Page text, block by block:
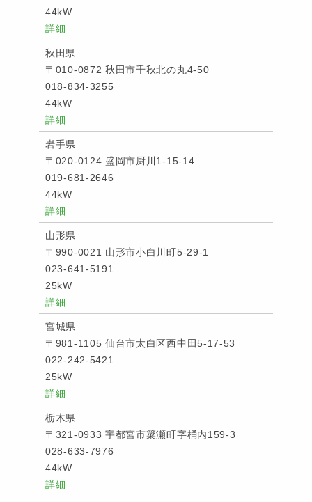
44kW
詳細
秋田県
〒010-0872 秋田市千秋北の丸4-50
018-834-3255
44kW
詳細
岩手県
〒020-0124 盛岡市厨川1-15-14
019-681-2646
44kW
詳細
山形県
〒990-0021 山形市小白川町5-29-1
023-641-5191
25kW
詳細
宮城県
〒981-1105 仙台市太白区西中田5-17-53
022-242-5421
25kW
詳細
栃木県
〒321-0933 宇都宮市簗瀬町字桶内159-3
028-633-7976
44kW
詳細